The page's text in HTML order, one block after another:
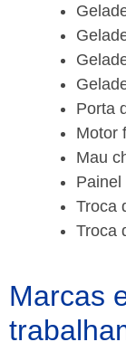
Porta
Motor
Mau
Painel
Troca
Troca
Marcas